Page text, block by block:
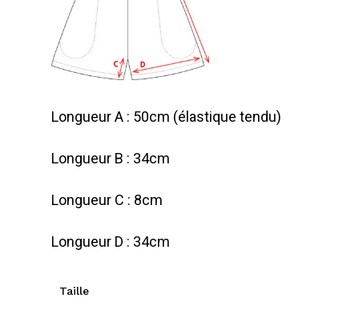
Longueur A : 50cm (élastique tendu)
Longueur B : 34cm
Longueur C : 8cm
Longueur D : 34cm
Taille